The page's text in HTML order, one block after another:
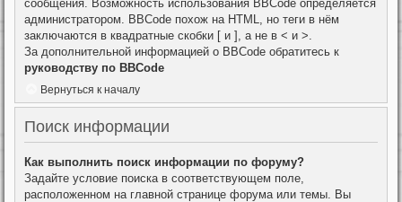
сообщения. Возможность использования BBCode определяется
администратором. BBCode похож на HTML, но теги в нём
заключаются в квадратные скобки [ и ], а не в < и >.
За дополнительной информацией о BBCode обратитесь к
руководству по BBCode
Вернуться к началу
Поиск информации
Как выполнить поиск информации по форуму?
Задайте условие поиска в соответствующем поле,
расположенном на главной странице форума или темы. Вы